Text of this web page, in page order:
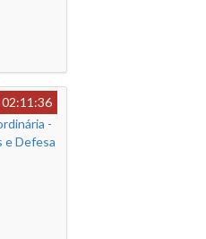
02:11:36
-
e Defesa